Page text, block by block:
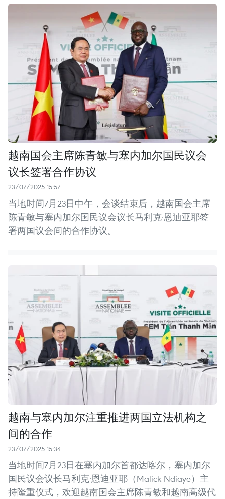
越南国会主席陈青敏与塞内加尔国民议会
议长签署合作协议
23/07/2025 15:57
当地时间7月23日中午，会谈结束后，越南国会主席
陈青敏与塞内加尔国民议会议长马利克·恩迪亚耶签
署两国议会间的合作协议。
越南与塞内加尔注重推进两国立法机构之
间的合作
23/07/2025 15:34
当地时间7月23日在塞内加尔首都达喀尔，塞内加尔
国民议会议长马利克·恩迪亚耶（Malick Ndiaye）主
持隆重仪式，欢迎越南国会主席陈青敏和越南高级代